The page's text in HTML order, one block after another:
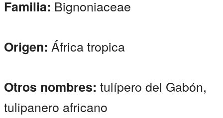
Familia: Bignoniaceae
Origen: África tropica
Otros nombres: tulípero del Gabón,
tulipanero africano